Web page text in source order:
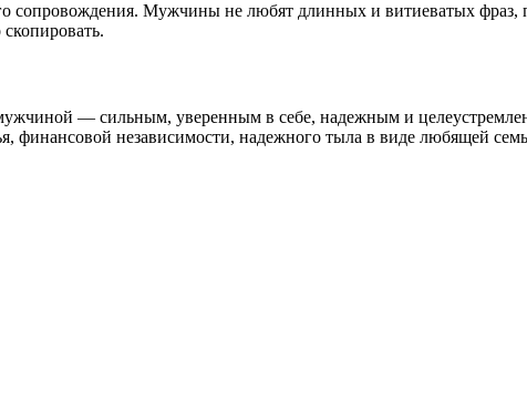
сопровождения. Мужчины не любят длинных и витиеватых
— сильным, уверенным в себе, надежным и
финансовой независимости, надежного тыла в виде любящей